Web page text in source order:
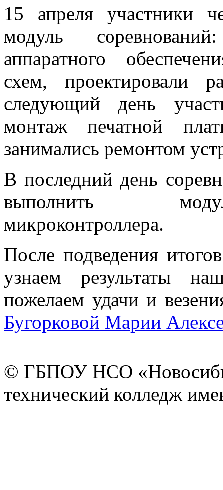
15 апреля участники
модуль
аппаратного
схем, проектировали
следующий день
монтаж печатной
занимались ремонтом
В последний день
выполнить
микроконтроллера.
После подведения
узнаем результаты
пожелаем удачи и
Бугорковой Марии
© ГБПОУ НСО
технический колледж